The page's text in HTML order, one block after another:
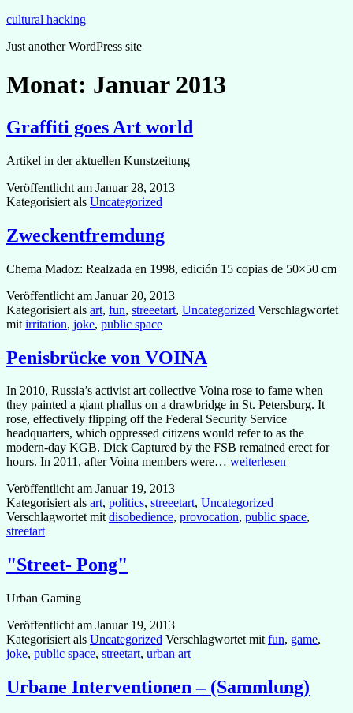
Zum
springen
cultural hacking
Just another WordPress site
Monat: Januar 2013
Graffiti goes Art world
Artikel in der aktuellen Kunstzeitung
Veröffentlicht am Januar 28, 2013
Kategorisiert als Uncategorized
Zweckentfremdung
Chema Madoz: Realzada en 1998, edición 15 copias de 50×50 cm
Veröffentlicht am Januar 20, 2013
Kategorisiert als art, fun, streeetart, Uncategorized Verschlagwortet
mit irritation, joke, public space
Penisbrücke von VOINA
In 2010, Russia’s activist art collective Voina rose to fame when
they painted a giant phallus on a drawbridge in St. Petersburg. It
rose, effectively flipping off the Federal Security Service
headquarters, which oppressed citizens would refer to as the
modern-day KGB. Dick Captured by the FSB remained erect for
hours. In 2011, after Voina members were… Penisbrücke
weiterlesen
Veröffentlicht am Januar 19, 2013
Kategorisiert als art, politics, streeetart, Uncategorized
Verschlagwortet mitdisobedience, provocation, public space,
streetart
"Street- Pong"
Urban Gaming
Veröffentlicht am Januar 19, 2013
Kategorisiert als Uncategorized Verschlagwortet mit fun, game,
joke, public space, streetart, urban art
Urbane Interventionen – (Sammlung)